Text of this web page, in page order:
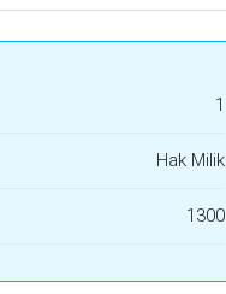
1
Hak Milik
1300